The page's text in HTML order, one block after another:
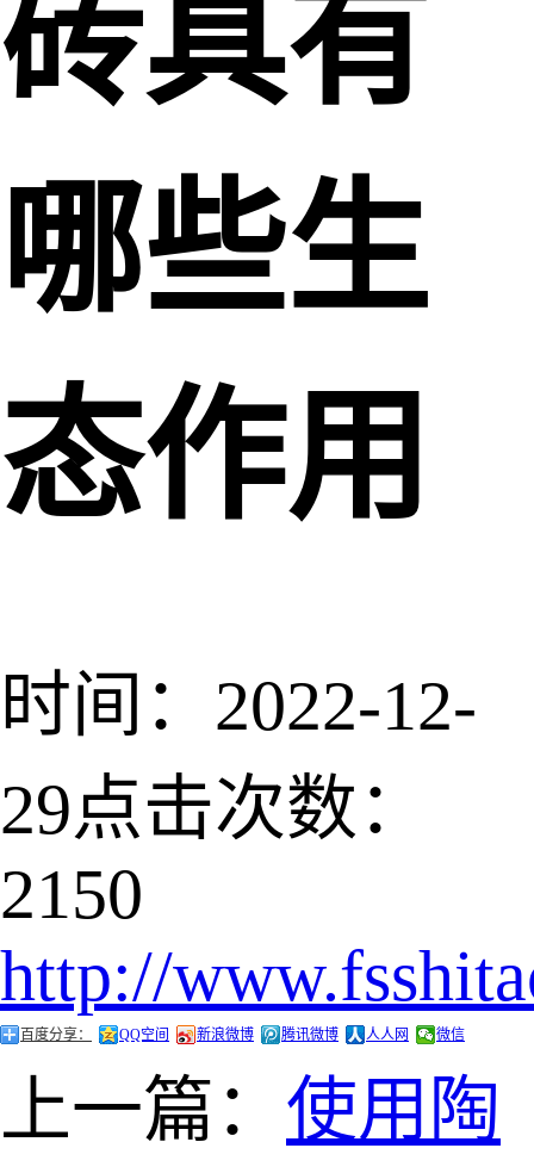
砖具有
哪些生
态作用
时间：2022-12-
29点击次数：
2150
http://
百度分享： QQ空间 新浪微博 腾讯微博 人人网 微信
上一篇： 使用陶